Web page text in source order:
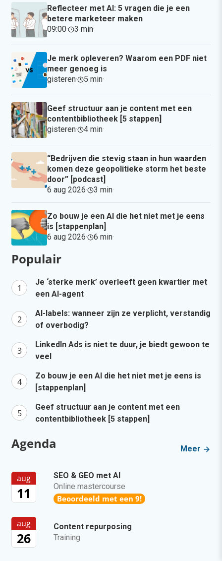
Reflecteer met AI: 5 vragen die je een
betere marketeer maken
09:00· 3 min·
Je merk opleveren? Waarom een PDF niet
meer genoeg is
gisteren· 5 min·
Geef structuur aan je content met een
contentbibliotheek [5 stappen]
gisteren· 4 min·
“Bedrijven die stevig staan in hun waarden
komen deze geopolitieke storm het beste
door” [podcast]
6 aug 2026· 3 min·
Zo bouw je een AI die het niet met je eens
is [stappenplan]
6 aug 2026· 6 min·
Populair
Je ‘sterke merk’ overleeft geen kwartier met
een AI-agent
AI-labels: wanneer zijn ze verplicht, verstandig
of overbodig?
LinkedIn Ads is niet te duur, je biedt gewoon te
veel
Zo bouw je een AI die het niet met je eens is
[stappenplan]
Geef structuur aan je content met een
contentbibliotheek [5 stappen]
Agenda Meer
aug
11
SEO & GEO met AI
Online mastercourse
Beoordeeld met een 9!
aug
26
Content repurposing
Training